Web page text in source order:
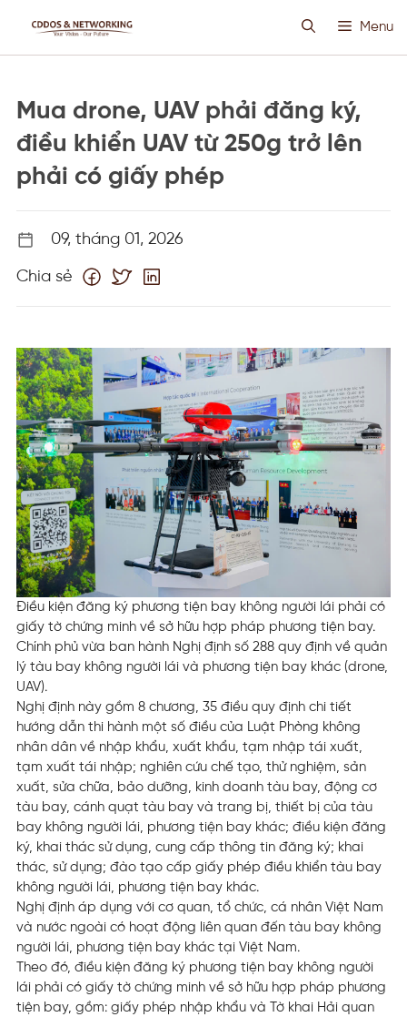
Menu
CLOUD VPS
ANTI DDOS
PROXY CUSTOM
TIN TỨC
Mua drone, UAV phải đăng ký,
điều khiển UAV từ 250g trở lên
phải có giấy phép
09, tháng 01, 2026
Chia sẻ
Điều kiện đăng ký phương tiện bay không người lái phải có
giấy tờ chứng minh về sở hữu hợp pháp phương tiện bay.
Chính phủ vừa ban hành Nghị định số 288 quy định về quản
lý tàu bay không người lái và phương tiện bay khác (drone,
UAV).
Nghị định này gồm 8 chương, 35 điều quy định chi tiết
hướng dẫn thi hành một số điều của Luật Phòng không
nhân dân về nhập khẩu, xuất khẩu, tạm nhập tái xuất,
tạm xuất tái nhập; nghiên cứu chế tạo, thử nghiệm, sản
xuất, sửa chữa, bảo dưỡng, kinh doanh tàu bay, động cơ
tàu bay, cánh quạt tàu bay và trang bị, thiết bị của tàu
bay không người lái, phương tiện bay khác; điều kiện đăng
ký, khai thác sử dụng, cung cấp thông tin đăng ký; khai
thác, sử dụng; đào tạo cấp giấy phép điều khiển tàu bay
không người lái, phương tiện bay khác.
Nghị định áp dụng với cơ quan, tổ chức, cá nhân Việt Nam
và nước ngoài có hoạt động liên quan đến tàu bay không
người lái, phương tiện bay khác tại Việt Nam.
Theo đó, điều kiện đăng ký phương tiện bay không người
lái phải có giấy tờ chứng minh về sở hữu hợp pháp phương
tiện bay, gồm: giấy phép nhập khẩu và Tờ khai Hải quan